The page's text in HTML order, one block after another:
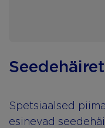
Spetsiaalsed
esinevad